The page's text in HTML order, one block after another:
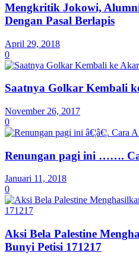
Mengkritik Jokowi,
Dengan Pasal Berlapis
April 29, 2018
0
Saatnya Golkar Kembali
November 26, 2017
0
Renungan pagi ini …….
Januari 11, 2018
0
Aksi Bela Palestine
Bunyi Petisi 171217